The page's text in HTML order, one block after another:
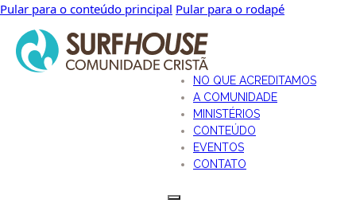
Pular para o conteúdo principal Pular para o rodapé
NO QUE ACREDITAMOS
A COMUNIDADE
MINISTÉRIOS
CONTEÚDO
EVENTOS
CONTATO